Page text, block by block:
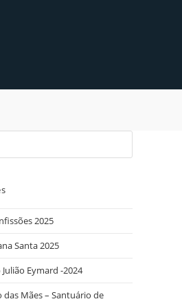
2025
Santa 2025
Eymard -2024
das Mães – Santuário de